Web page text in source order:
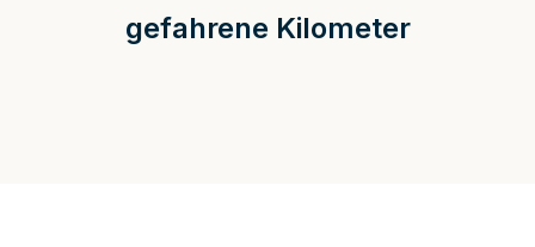
gefahrene Kilometer